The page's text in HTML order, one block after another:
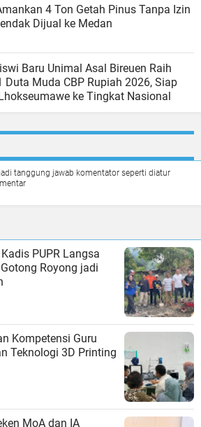
4 Ton Getah Pinus Tanpa Izin
Dijual ke Medan
Baru Unimal Asal Bireuen Raih
Duta Muda CBP Rupiah 2026, Siap
ke Tingkat Nasional
tanggung jawab komentator seperti diatur
PUPR Langsa
Royong jadi
Kompetensi Guru
Teknologi 3D Printing
MoA dan IA